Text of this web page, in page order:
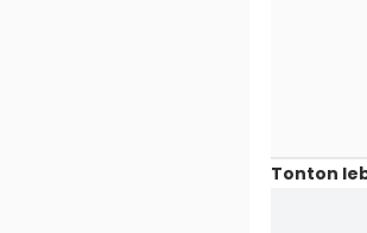
Tonton